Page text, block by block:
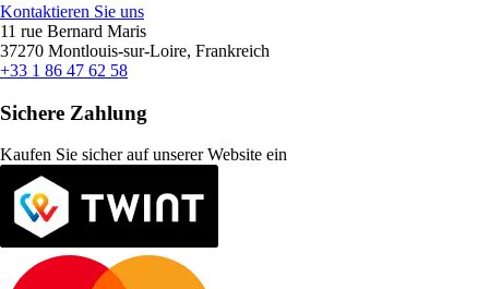
Kontaktieren Sie uns
11 rue Bernard Maris
37270 Montlouis-sur-Loire, Frankreich
+33 1 86 47 62 58
Sichere Zahlung
Kaufen Sie sicher auf unserer Website ein